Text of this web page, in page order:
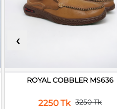
ROYAL COBBLER MS636
2250 Tk 3250 Tk
‹